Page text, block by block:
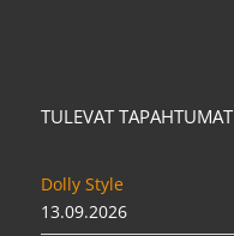
TULEVAT TAPAHTUMAT
Dolly Style
13.09.2026